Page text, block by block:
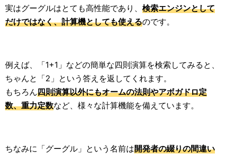
実はグーグルはとても高性能であり、 検索エンジンとして
だけではなく、計算機としても使えるのです。
例えば、「1+1」などの簡単な四則演算を検索してみると、
ちゃんと「2」という答えを返してくれます。
もちろん四則演算以外にもオームの法則やアボガドロ定
数、重力定数など、様々な計算機能を備えています。
ちなみに「グーグル」という名前は開発者の綴りの間違い
動物雑学
生活雑学
サイト情報